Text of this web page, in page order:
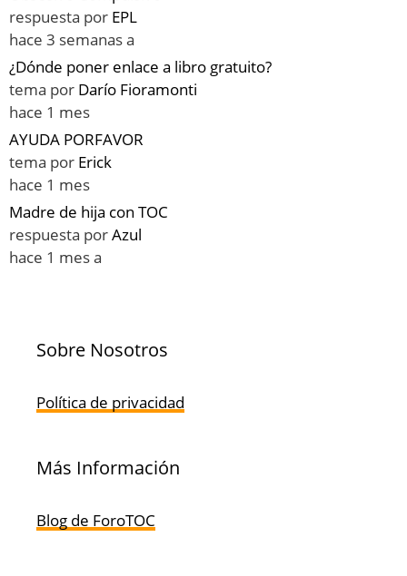
respuesta por EPL
hace 3 semanas a
¿Dónde poner enlace a libro gratuito?
tema por Darío Fioramonti
hace 1 mes
AYUDA PORFAVOR
tema por Erick
hace 1 mes
Madre de hija con TOC
respuesta porAzul
hace 1 mes a
Sobre Nosotros
Política de privacidad
Más Información
Blog de ForoTOC